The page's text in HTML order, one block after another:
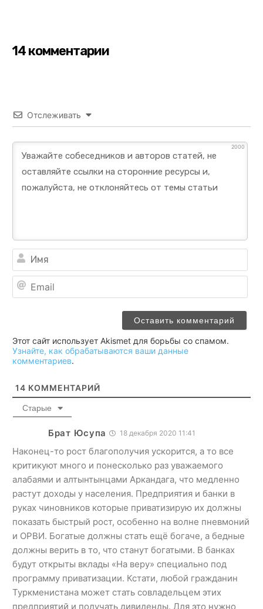
14 комментарии
Отслеживать
2000
Этот сайт использует Akismet для борьбы со спамом.
Узнайте, как обрабатываются ваши данные
комментариев.
14 КОММЕНТАРИЙ
Старые
Брат Юсупа 18 декабря 2020 11:41
Наконец-то рост благополучия ускорится, а то все
критикуют много и понесколько раз уважаемого
алабаями и алтынтынцами Аркандага, что медленно
растут доходы у населения. Предприятия и банки в
руках чиновников которые приватизирую их должны
показать быстрый рост, особенно на волне пневмоний
и ОРВИ. Богатые должны стать ещё богаче, а бедные
должны верить в то, что станут богатыми. В банках
будут открыты вклады «На веру» специально под
программу приватизации. Кстати, любой гражданин
Туркменистана может стать совладельцем этих
предприятий и получать дивиденды. Для это нужно